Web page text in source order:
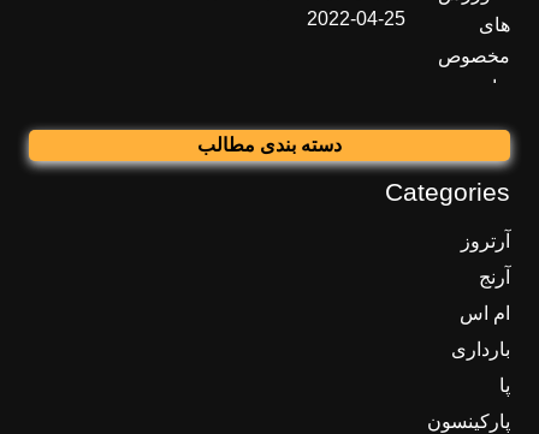
2022-04-25
دسته بندی مطالب
Categories
آرتروز
آرنج
ام اس
بارداری
پا
پارکینسون